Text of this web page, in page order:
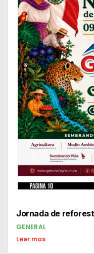
Jornada de
GENERAL
Leer mas